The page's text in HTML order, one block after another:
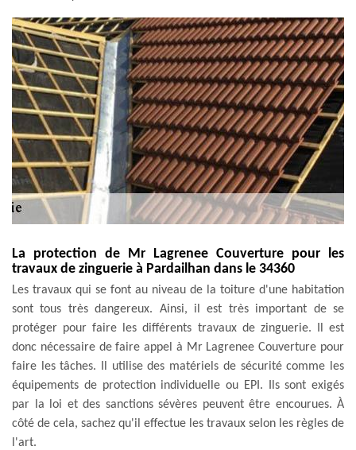
La protection de Mr Lagrenee Couverture pour les
travaux de zinguerie à Pardailhan dans le 34360
Les travaux qui se font au niveau de la toiture d'une habitation
sont tous très dangereux. Ainsi, il est très important de se
protéger pour faire les différents travaux de zinguerie. Il est
donc nécessaire de faire appel à Mr Lagrenee Couverture pour
faire les tâches. Il utilise des matériels de sécurité comme les
équipements de protection individuelle ou EPI. Ils sont exigés
par la loi et des sanctions sévères peuvent être encourues. À
côté de cela, sachez qu'il effectue les travaux selon les règles de
l'art.